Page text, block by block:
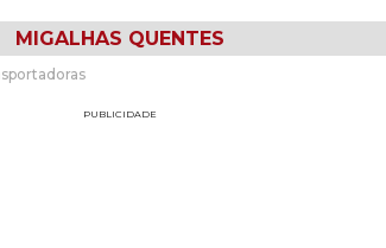
MIGALHAS QUENTES
PUBLICIDADE